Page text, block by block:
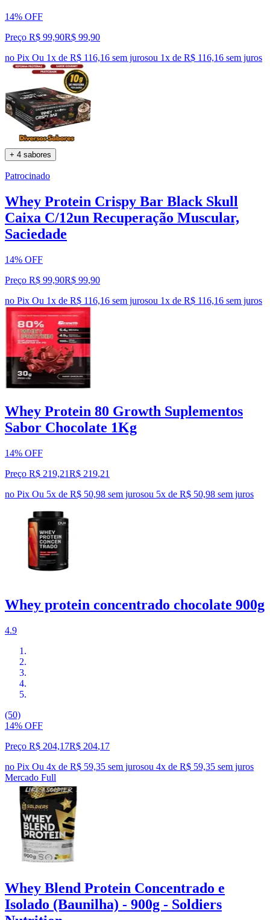
14% OFF
Preço R$ 99,90R$ 99,90
no Pix Ou 1x de R$ 116,16 sem jurosou 1x de R$ 116,16 sem juros
+ 4 sabores
Patrocinado
Whey Protein Crispy Bar Black Skull
Caixa C/12un Recuperação Muscular,
Saciedade
14% OFF
Preço R$ 99,90R$ 99,90
no Pix Ou 1x de R$ 116,16 sem jurosou 1x de R$ 116,16 sem juros
Whey Protein 80 Growth Suplementos
Sabor Chocolate 1Kg
14% OFF
Preço R$ 219,21R$ 219,21
no Pix Ou 5x de R$ 50,98 sem jurosou 5x de R$ 50,98 sem juros
Whey protein concentrado chocolate 900g
4.9
(50)
14% OFF
Preço R$ 204,17R$ 204,17
no Pix Ou 4x de R$ 59,35 sem jurosou 4x de R$ 59,35 sem juros
Mercado Full
Whey Blend Protein Concentrado e
Isolado (Baunilha) - 900g - Soldiers